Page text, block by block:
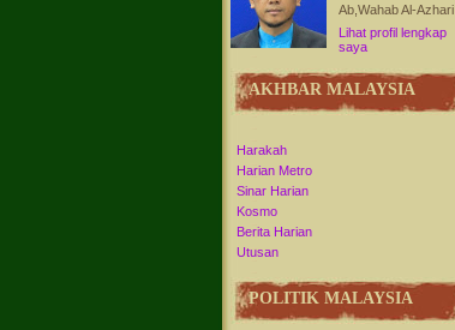
Ab,Wahab Al-Azhari
Lihat profil lengkap
saya
AKHBAR MALAYSIA
Harakah
Harian Metro
Sinar Harian
Kosmo
Berita Harian
Utusan
POLITIK MALAYSIA